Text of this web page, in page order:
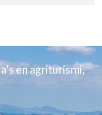
en agriturismi,